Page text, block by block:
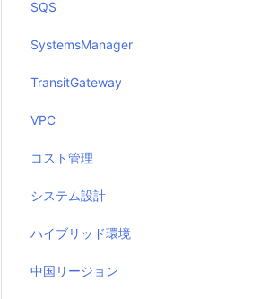
SQS
SystemsManager
TransitGateway
VPC
コスト管理
システム設計
ハイブリッド環境
中国リージョン